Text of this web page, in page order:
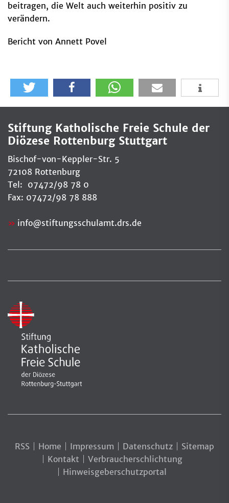
beitragen, die Welt auch weiterhin positiv zu
verändern.
Bericht von Annett Povel
Stiftung Katholische Freie Schule der
Diözese Rottenburg Stuttgart
Bischof-von-Keppler-Str. 5
72108 Rottenburg
Tel: 07472/98 78 0
Fax: 07472/98 78 888
info@stiftungsschulamt.drs.de
RSS Home Impressum Datenschutz
Sitemap
Kontakt
Verbraucherschlichtung
Hinweisgeberschutzportal